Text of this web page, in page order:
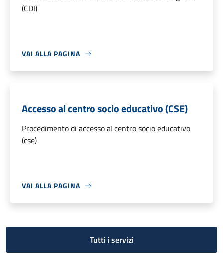
(CDI)
VAI ALLA PAGINA
Accesso al centro socio educativo (CSE)
Procedimento di accesso al centro socio educativo
(cse)
VAI ALLA PAGINA
Tutti i servizi